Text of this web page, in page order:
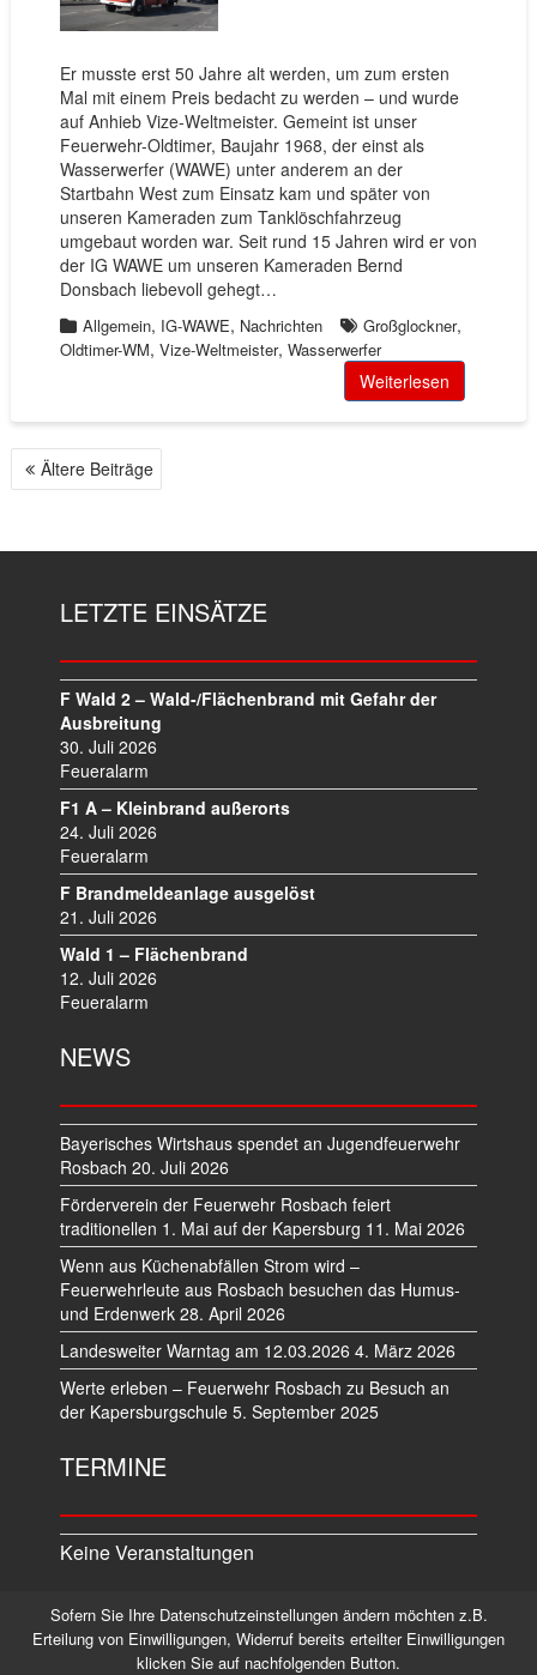
Er musste erst 50 Jahre alt werden, um zum ersten
Mal mit einem Preis bedacht zu werden – und wurde
auf Anhieb Vize-Weltmeister. Gemeint ist unser
Feuerwehr-Oldtimer, Baujahr 1968, der einst als
Wasserwerfer (WAWE) unter anderem an der
Startbahn West zum Einsatz kam und später von
unseren Kameraden zum Tanklöschfahrzeug
umgebaut worden war. Seit rund 15 Jahren wird er von
der IG WAWE um unseren Kameraden Bernd
Donsbach liebevoll gehegt…
Allgemein, IG-WAWE, Nachrichten Großglockner,
Oldtimer-WM, Vize-Weltmeister, Wasserwerfer
Weiterlesen
B Ältere Beiträge
LETZTE EINSÄTZE
F Wald 2 – Wald-/Flächenbrand mit Gefahr der
Ausbreitung
30. Juli 2026
Feueralarm
F1 A – Kleinbrand außerorts
24. Juli 2026
Feueralarm
F Brandmeldeanlage ausgelöst
21. Juli 2026
Wald 1 – Flächenbrand
12. Juli 2026
Feueralarm
NEWS
Bayerisches Wirtshaus spendet an Jugendfeuerwehr
Rosbach 20. Juli 2026
Förderverein der Feuerwehr Rosbach feiert
traditionellen 1. Mai auf der Kapersburg 11. Mai 2026
Wenn aus Küchenabfällen Strom wird –
Feuerwehrleute aus Rosbach besuchen das Humus-
und Erdenwerk 28. April 2026
Landesweiter Warntag am 12.03.2026 4. März 2026
Werte erleben – Feuerwehr Rosbach zu Besuch an
der Kapersburgschule 5. September 2025
TERMINE
Keine Veranstaltungen
Datenschutz Impressum
Sofern Sie Ihre Datenschutzeinstellungen ändern möchten z.B.
Erteilung von Einwilligungen, Widerruf bereits erteilter Einwilligungen
klicken Sie auf nachfolgenden Button.